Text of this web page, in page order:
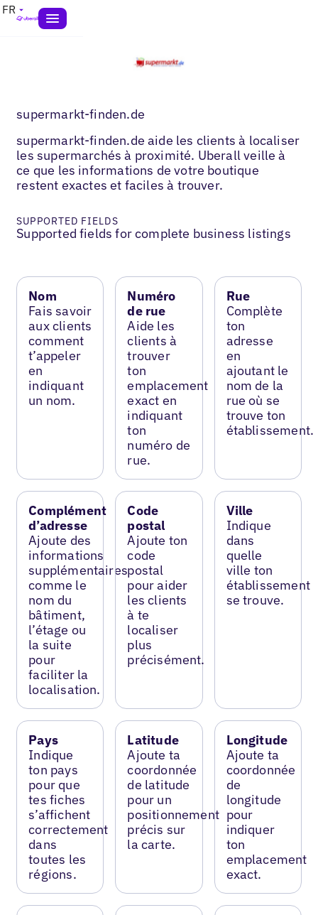
FR
supermarkt-finden.de
supermarkt-finden.de aide les clients à localiser
les supermarchés à proximité. Uberall veille à
ce que les informations de votre boutique
restent exactes et faciles à trouver.
SUPPORTED FIELDS
Supported fields for complete business listings
Nom
Fais savoir
aux clients
comment
t’appeler
en
indiquant
un nom.
Numéro
de rue
Aide les
clients à
trouver
ton
emplacement
exact en
indiquant
ton
numéro de
rue.
Rue
Complète
ton
adresse
en
ajoutant le
nom de la
rue où se
trouve ton
établissement.
Complément
d’adresse
Ajoute des
informations
supplémentaires
comme le
nom du
bâtiment,
l’étage ou
la suite
pour
faciliter la
localisation.
Code
postal
Ajoute ton
code
postal
pour aider
les clients
à te
localiser
plus
précisément.
Ville
Indique
dans
quelle
ville ton
établissement
se trouve.
Pays
Indique
ton pays
pour que
tes fiches
s’affichent
correctement
dans
toutes les
régions.
Latitude
Ajoute ta
coordonnée
de latitude
pour un
positionnement
précis sur
la carte.
Longitude
Ajoute ta
coordonnée
de
longitude
pour
indiquer
ton
emplacement
exact.